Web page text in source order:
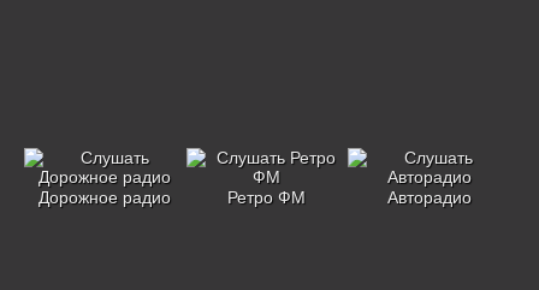
Дорожное радио Ретро ФМ Авторадио